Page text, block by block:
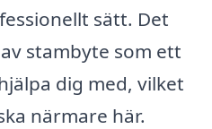
sätt. Det
stambyte som ett
dig med, vilket
närmare här.